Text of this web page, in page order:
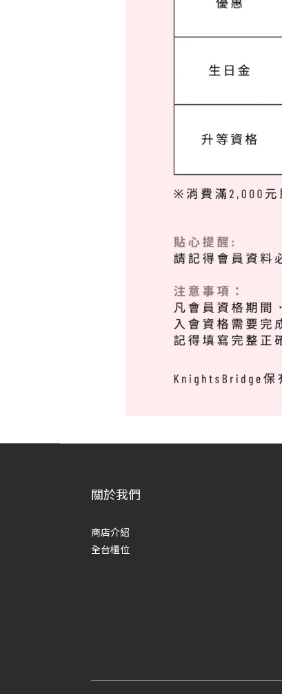
關於我們
商店介紹
全台櫃位